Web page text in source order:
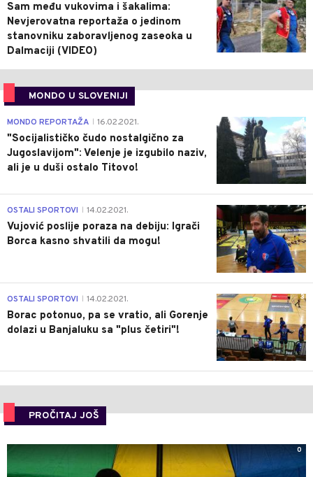
Sam među vukovima i šakalima:
Nevjerovatna reportaža o jedinom
stanovniku zaboravljenog zaseoka u
Dalmaciji (VIDEO)
MONDO U SLOVENIJI
4
MONDO REPORTAŽA 16.02.2021.
"Socijalističko čudo nostalgično za
Jugoslavijom": Velenje je izgubilo naziv,
ali je u duši ostalo Titovo!
1
OSTALI SPORTOVI 14.02.2021.
Vujović poslije poraza na debiju: Igrači
Borca kasno shvatili da mogu!
3
OSTALI SPORTOVI 14.02.2021.
Borac potonuo, pa se vratio, ali Gorenje
dolazi u Banjaluku sa "plus četiri"!
PROČITAJ JOŠ
0